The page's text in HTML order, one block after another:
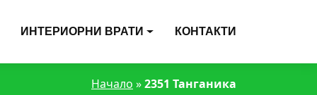
ИНТЕРИОРНИ ВРАТИ КОНТАКТИ
Начало »2351 Танганика